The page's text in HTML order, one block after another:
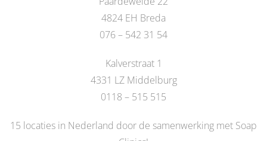
4824 EH Breda
076 – 542 31 54
Kalverstraat 1
4331 LZ Middelburg
0118 – 515 515
15 locaties in Nederland door de samenwerking met Soap